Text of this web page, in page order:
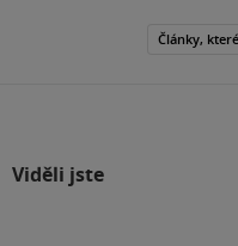
Články,
Viděli jste